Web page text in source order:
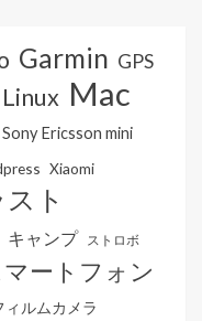
Garmin GPS
Linux Mac
Sony Ericsson mini
Xiaomi
ト
キャンプ ストロボ
マートフォン
ィルムカメラ